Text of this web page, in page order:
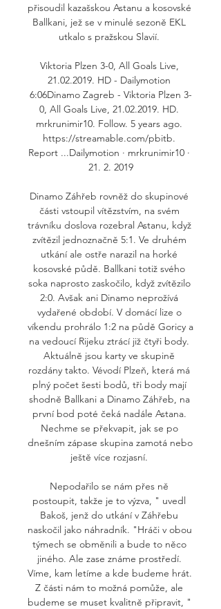
přisoudil kazašskou Astanu a kosovské
Ballkani, jež se v minulé sezoně EKL
utkalo s pražskou Slavií.
Viktoria Plzen 3-0, All Goals Live,
21.02.2019. HD - Dailymotion
6:06Dinamo Zagreb - Viktoria Plzen 3-
0, All Goals Live, 21.02.2019. HD.
mrkrunimir10. Follow. 5 years ago.
https://streamable.com/pbitb.
Report ...Dailymotion · mrkrunimir10 ·
21. 2. 2019
Dinamo Záhřeb rovněž do skupinové
části vstoupil vítězstvím, na svém
trávníku doslova rozebral Astanu, když
zvítězil jednoznačně 5:1. Ve druhém
utkání ale ostře narazil na horké
kosovské půdě. Ballkani totiž svého
soka naprosto zaskočilo, když zvítězilo
2:0. Avšak ani Dinamo neprožívá
vydařené období. V domácí lize o
víkendu prohrálo 1:2 na půdě Goricy a
na vedoucí Rijeku ztrácí již čtyři body.
Aktuálně jsou karty ve skupině
rozdány takto. Vévodí Plzeň, která má
plný počet šesti bodů, tři body mají
shodně Ballkani a Dinamo Záhřeb, na
první bod poté čeká nadále Astana.
Nechme se překvapit, jak se po
dnešním zápase skupina zamotá nebo
ještě více rozjasní.
Nepodařilo se nám přes ně
postoupit, takže je to výzva, " uvedl
Bakoš, jenž do utkání v Záhřebu
naskočil jako náhradník. "Hráči v obou
týmech se obměnili a bude to něco
jiného. Ale zase známe prostředí.
Víme, kam letíme a kde budeme hrát.
Z části nám to možná pomůže, ale
budeme se muset kvalitně připravit, "